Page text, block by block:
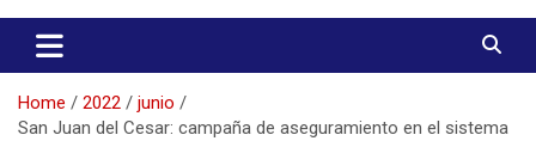
Gente Cultura y Pueblo
Home 2022
junio
San Juan del Cesar: campaña de aseguramiento en el sistema